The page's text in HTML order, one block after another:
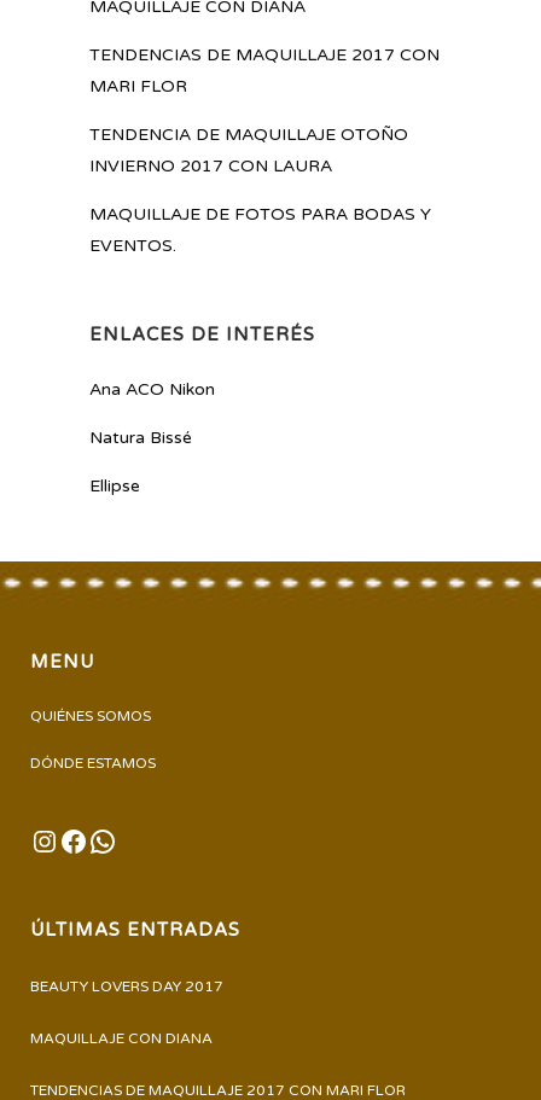
MAQUILLAJE CON DIANA
TENDENCIAS DE MAQUILLAJE 2017 CON
MARI FLOR
TENDENCIA DE MAQUILLAJE OTOÑO
INVIERNO 2017 CON LAURA
MAQUILLAJE DE FOTOS PARA BODAS Y
EVENTOS.
ENLACES DE INTERÉS
Ana ACO Nikon
Natura Bissé
Ellipse
MENU
QUIÉNES SOMOS
DÓNDE ESTAMOS
INSTAGRAM
FACEBOOK
WHATSAPP
ÚLTIMAS ENTRADAS
BEAUTY LOVERS DAY 2017
MAQUILLAJE CON DIANA
TENDENCIAS DE MAQUILLAJE 2017 CON MARI FLOR